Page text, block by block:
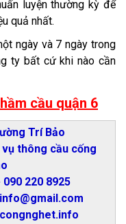
luyện thường kỳ để
quả nhất.
ngày và 7 ngày trong
ty bất cứ khi nào cần
cầu quận 6
Trí Bảo
thông cầu cống
220 8925